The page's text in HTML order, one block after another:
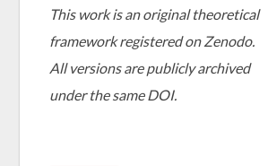
This work is an original theoretical
framework registered on Zenodo.
All versions are publicly archived
under the same DOI.